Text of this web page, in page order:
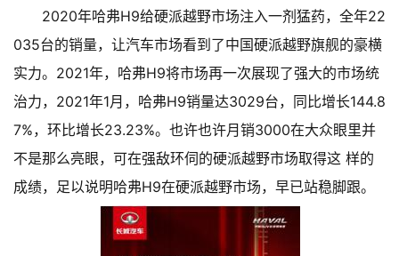
2020年哈弗H9给硬派越野市场注入一剂猛药，全年22
035台的销量，让汽车市场看到了中国硬派越野旗舰的豪横
实力。2021年，哈弗H9将市场再一次展现了强大的市场统
治力，2021年1月，哈弗H9销量达3029台，同比增长144.8
7%，环比增长23.23%。也许也许月销3000在大众眼里并
不是那么亮眼，可在强敌环伺的硬派越野市场取得这 样的
成绩，足以说明哈弗H9在硬派越野市场，早已站稳脚跟。